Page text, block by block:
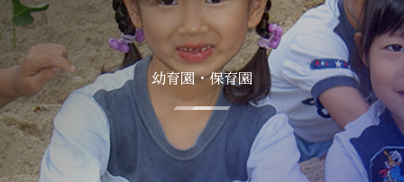
幼育園・保育園